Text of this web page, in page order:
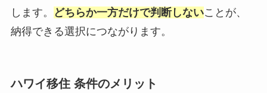
します。
どちらか一方だけで判断しないことが、
納得できる選択につながります。
ハワイ移住 条件のメリット